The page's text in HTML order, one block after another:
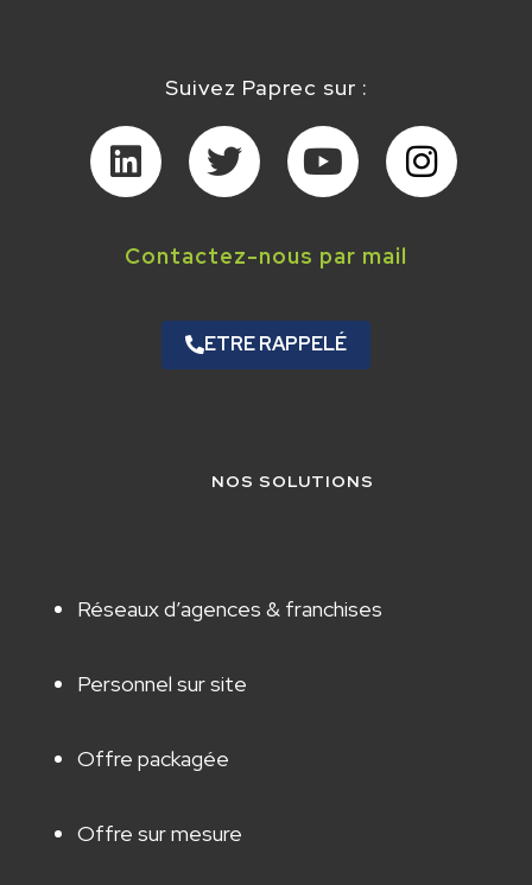
Suivez Paprec sur :
Contactez-nous par mail
ETRE RAPPELÉ
NOS SOLUTIONS
Réseaux d’agences & franchises
Personnel sur site
Offre packagée
Offre sur mesure